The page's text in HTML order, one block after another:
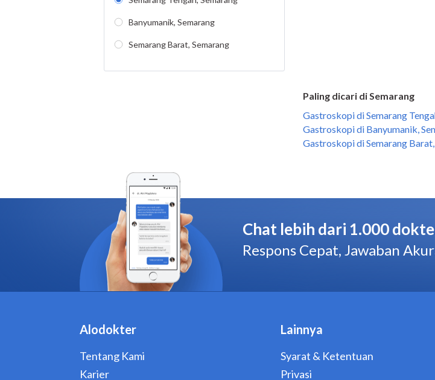
Paling dicari di Semarang
Gastroskopi di Semarang
Gastroskopi di Banyumanik,
Gastroskopi di Semarang